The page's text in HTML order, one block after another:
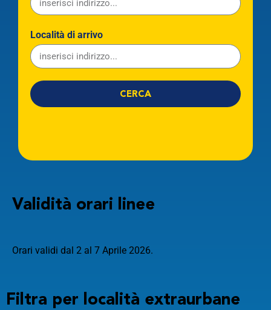
Località di arrivo
CERCA
Arrivo alle
Validità orari linee
Orari validi dal 2 al 7 Aprile 2026.
Filtra per località extraurbane